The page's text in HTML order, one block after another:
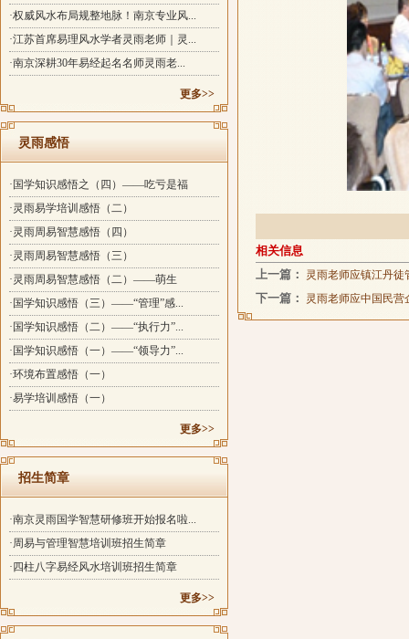
·权威风水布局规整地脉！南京专业风...
·江苏首席易理风水学者灵雨老师｜灵...
·南京深耕30年易经起名名师灵雨老...
更多>>
灵雨感悟
·国学知识感悟之（四）——吃亏是福
·灵雨易学培训感悟（二）
·灵雨周易智慧感悟（四）
·灵雨周易智慧感悟（三）
·灵雨周易智慧感悟（二）——萌生
·国学知识感悟（三）——“管理”感...
·国学知识感悟（二）——“执行力”...
·国学知识感悟（一）——“领导力”...
·环境布置感悟（一）
·易学培训感悟（一）
更多>>
招生简章
·南京灵雨国学智慧研修班开始报名啦...
·周易与管理智慧培训班招生简章
·四柱八字易经风水培训班招生简章
更多>>
相关信息
上一篇：
灵雨老师应镇江丹
下一篇： 灵雨老师应中国民